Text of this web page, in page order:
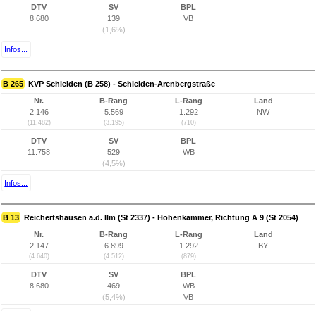
DTV
8.680
SV
139
(1,6%)
BPL
VB
Infos...
B 265 KVP Schleiden (B 258) - Schleiden-Arenbergstraße
Nr.
2.146
(11.482)
B-Rang
5.569
(3.195)
L-Rang
1.292
(710)
Land
NW
DTV
11.758
SV
529
(4,5%)
BPL
WB
Infos...
B 13 Reichertshausen a.d. Ilm (St 2337) - Hohenkammer, Richtung A 9 (St 2054)
Nr.
2.147
(4.640)
B-Rang
6.899
(4.512)
L-Rang
1.292
(879)
Land
BY
DTV
8.680
SV
469
(5,4%)
BPL
WB
VB